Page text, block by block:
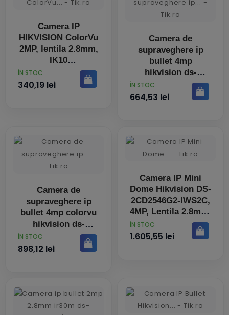
Camera IP
HIKVISION ColorVu
2MP, lentila 2.8mm,
IK10
PRET
ÎN STOC
340,19 lei
Camera de
supraveghere ip
bullet 4mp
hikvision ds-
2cd1043g2-
liuf(2.8mm) lentila
PRET
ÎN STOC
664,53 lei
Camera de
supraveghere ip
bullet 4mp colorvu
hikvision ds-
2cd1047g2h-
liu(2.8mm)
PRET
ÎN STOC
898,12 lei
Camera IP Mini
Dome Hikvision DS-
2CD2546G2-IWS2C,
4MP, Lentila 2.8mm,
PRET
ÎN STOC
1.605,55 lei